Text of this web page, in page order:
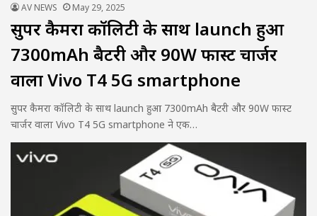
AV NEWS May 29, 2025
सुपर कैमरा कॉलिटी के साथ launch हुआ
7300mAh बैटरी और 90W फास्ट चार्जर
वाला Vivo T4 5G smartphone
सुपर कैमरा कॉलिटी के साथ launch हुआ 7300mAh बैटरी और 90W फास्ट
चार्जर वाला Vivo T4 5G smartphone ने एक…